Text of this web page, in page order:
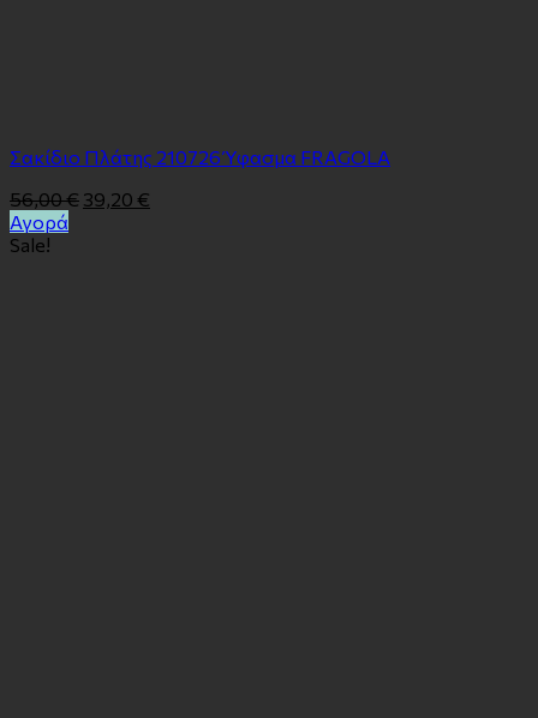
Σακίδιο Πλάτης 210726 Ύφασμα FRAGOLA
56,00€ 39,20 €
Αγορά
Sale!